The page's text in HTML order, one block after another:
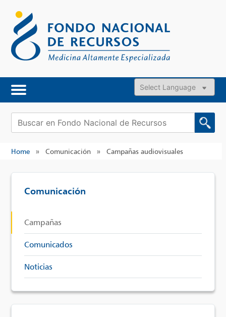
content
Powered by
Buscar:
Home » Comunicación » Campañas audiovisuales
Comunicación
Campañas
Comunicados
Noticias